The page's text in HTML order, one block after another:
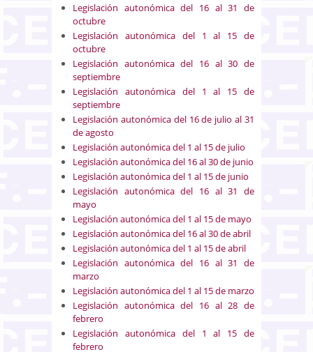
Legislación autonómica del 16 al 31 de
octubre
Legislación autonómica del 1 al 15 de
octubre
Legislación autonómica del 16 al 30 de
septiembre
Legislación autonómica del 1 al 15 de
septiembre
Legislación autonómica del 16 de julio al 31
de agosto
Legislación autonómica del 1 al 15 de julio
Legislación autonómica del 16 al 30 de junio
Legislación autonómica del 1 al 15 de junio
Legislación autonómica del 16 al 31 de
mayo
Legislación autonómica del 1 al 15 de mayo
Legislación autonómica del 16 al 30 de abril
Legislación autonómica del 1 al 15 de abril
Legislación autonómica del 16 al 31 de
marzo
Legislación autonómica del 1 al 15 de marzo
Legislación autonómica del 16 al 28 de
febrero
Legislación autonómica del 1 al 15 de
febrero